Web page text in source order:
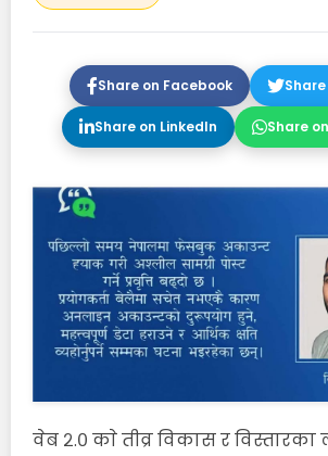
Share on Facebook
Share on LinkedIn Share
वेब २.० काे तीव्र विकास र